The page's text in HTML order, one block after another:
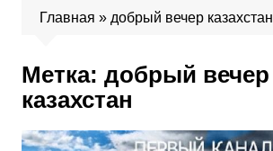
Главная » добрый вечер казахстан
Метка: добрый вечер
казахстан